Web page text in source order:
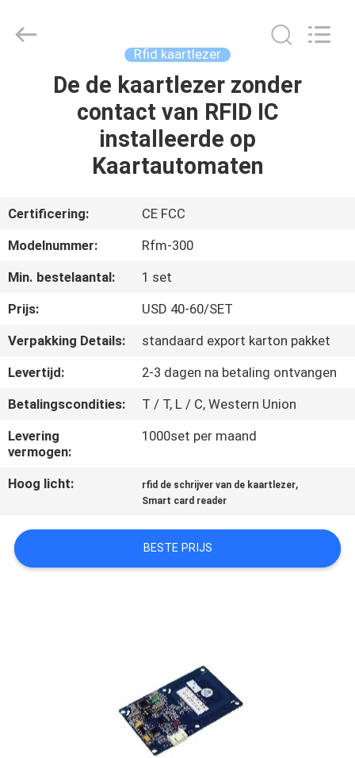
PRODUCTEN
ONS
KWALITEITSCONTROLE
CONTACTEER
ONS
VERZOEK
EEN
CITAAT
SITEMAP
Online
Market.
Rfid kaartlezer
De de kaartlezer zonder
contact van RFID IC
installeerde op
Kaartautomaten
Certificering:
CE FCC
Modelnummer:
Rfm-300
Min. bestelaantal:
1 set
Prijs:
USD 40-60/SET
Verpakking Details:
standaard export karton pakket
Levertijd:
2-3 dagen na betaling ontvangen
Betalingscondities:
T / T, L / C, Western Union
Levering
vermogen:
1000set per maand
Hoog licht: rfid de schrijver van de kaartlezer,
Smart card reader
BESTE PRIJS